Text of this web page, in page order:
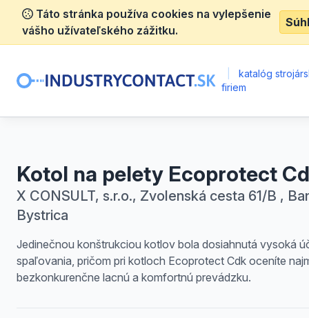
Táto stránka používa cookies na vylepšenie
vášho užívateľského zážitku.
katalóg
firiem
Kotol na pelety Ecoprotect
X CONSULT, s.r.o., Zvolenská cesta 61/B ,
Bystrica
Jedinečnou konštrukciou kotlov bola dosiahnutá vysoká
spaľovania, pričom pri kotloch Ecoprotect Cdk oceníte
bezkonkurenčne lacnú a komfortnú prevádzku.